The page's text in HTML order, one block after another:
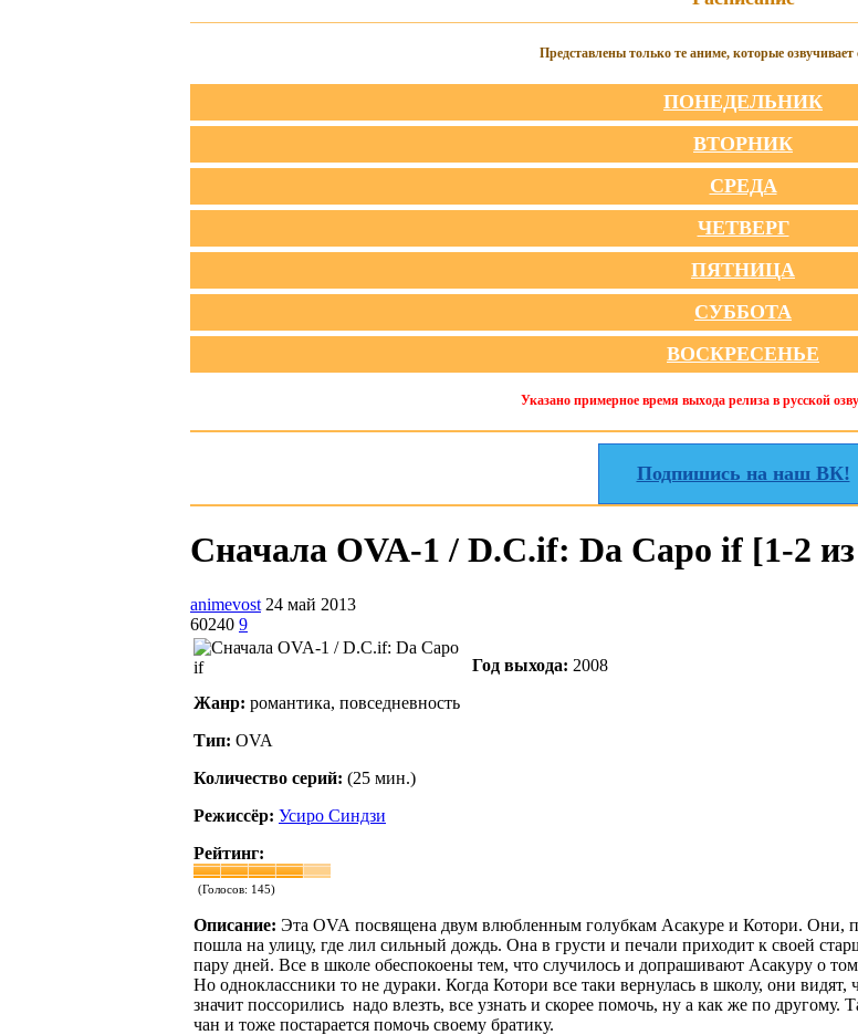
Представлены только те аниме, которые озвучивает
ПОНЕДЕЛЬНИК
ВТОРНИК
СРЕДА
ЧЕТВЕРГ
ПЯТНИЦА
СУББОТА
ВОСКРЕСЕНЬЕ
Указано примерное время выхода релиза в русской
Подпишись на наш ВК!
Сначала OVA-1 / D.C.if: Da Capo if [1-2
animevost 24 май 2013
60240 9
Год выхода: 2008
Жанр: романтика, повседневность
Тип: OVA
Количество серий: (25 мин.)
Режиссёр: Усиро Синдзи
Рейтинг:
(Голосов: 145)
Описание: Эта OVA посвящена двум влюбленным голубкам Асакуре и Котори. Они,
пошла на улицу, где лил сильный дождь. Она в грусти и печали приходит к своей
пару дней. Все в школе обеспокоены тем, что случилось и допрашивают Асакуру о
Но одноклассники то не дураки. Когда Котори все таки вернулась в школу, они
значит поссорились надо влезть, все узнать и скорее помочь, ну а как же по другому.
чан и тоже постарается помочь своему братику.